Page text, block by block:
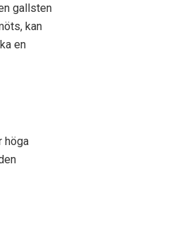
gallsten
kan
en
höga